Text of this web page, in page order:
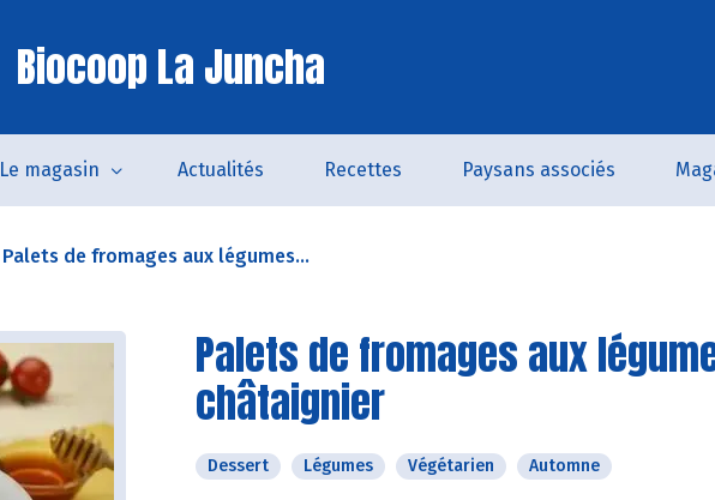
Biocoop La Juncha
Le magasin Actualités Recettes Paysans associés
Palets de fromages aux légumes...
Palets de fromages aux
châtaignier
Dessert Légumes Végétarien Automne